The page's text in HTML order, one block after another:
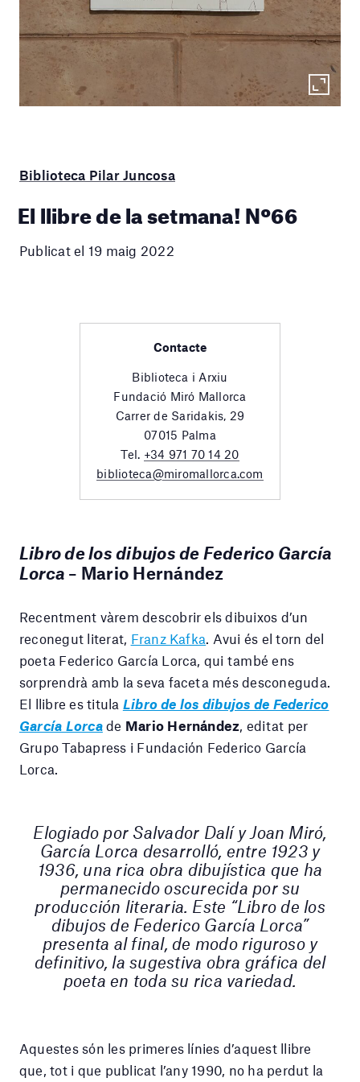
Biblioteca Pilar Juncosa
El llibre de la setmana! Nº66
Publicat el 19 maig 2022
Contacte
Biblioteca i Arxiu
Fundació Miró Mallorca
Carrer de Saridakis, 29
07015 Palma
Tel. +34 971 70 14 20
biblioteca@miromallorca.com
Libro de los dibujos de Federico García
Lorca – Mario Hernández
Recentment vàrem descobrir els dibuixos d’un
reconegut literat, Franz Kafka. Avui és el torn del
poeta Federico García Lorca, qui també ens
sorprendrà amb la seva faceta més desconeguda.
El llibre es titula Libro de los dibujos de Federico
García Lorcade Mario Hernández, editat per
Grupo Tabapress i Fundación Federico García
Lorca.
Elogiado por Salvador Dalí y Joan Miró,
García Lorca desarrolló, entre 1923 y
1936, una rica obra dibujística que ha
permanecido oscurecida por su
producción literaria. Este “Libro de los
dibujos de Federico García Lorca”
presenta al final, de modo riguroso y
definitivo, la sugestiva obra gráfica del
poeta en toda su rica variedad.
Aquestes són les primeres línies d’aquest llibre
que, tot i que publicat l’any 1990, no ha perdut la